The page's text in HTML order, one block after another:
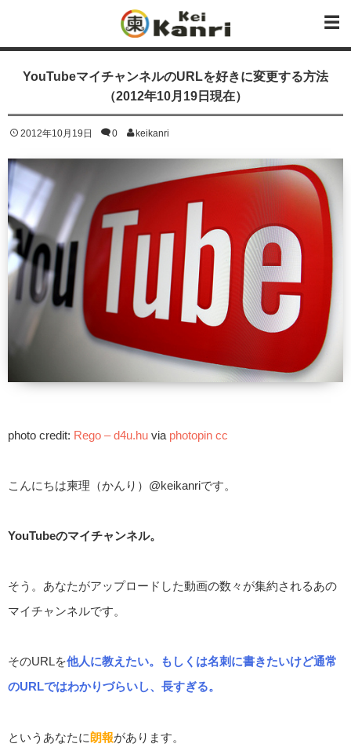
YouTubeマイチャンネルのURLを好きに変更する方法
（2012年10月19日現在）
2012年10月19日 0 keikanri
photo credit: Rego – d4u.hu via photopin cc
こんにちは柬理（かんり）@keikanriです。
YouTubeのマイチャンネル。
そう。あなたがアップロードした動画の数々が集約されるあの
マイチャンネルです。
そのURLを他人に教えたい。もしくは名刺に書きたいけど通常
のURLではわかりづらいし、長すぎる。
というあなたに朗報があります。